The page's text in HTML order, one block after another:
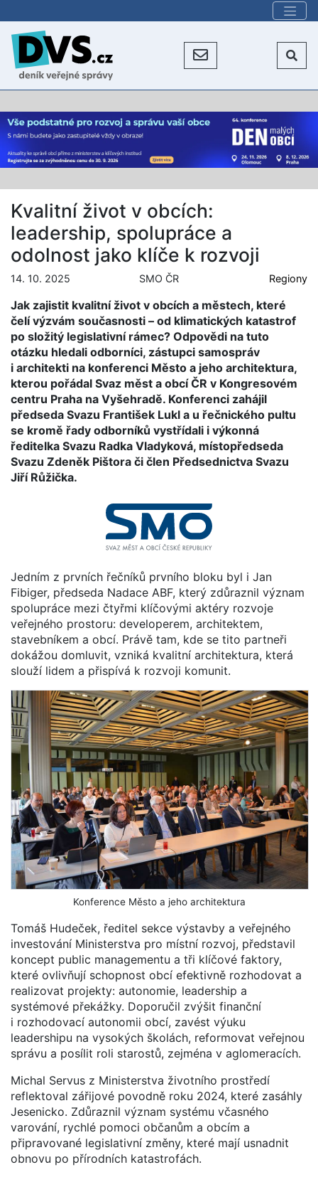
Kvalitní život v obcích:
leadership, spolupráce a
odolnost jako klíče k rozvoji
14. 10. 2025 SMO ČR Regiony
Jak zajistit kvalitní život v obcích a městech, které
čelí výzvám současnosti – od klimatických katastrof
po složitý legislativní rámec? Odpovědi na tuto
otázku hledali odborníci, zástupci samospráv
i architekti na konferenci Město a jeho architektura,
kterou pořádal Svaz měst a obcí ČR v Kongresovém
centru Praha na Vyšehradě. Konferenci zahájil
předseda Svazu František Lukl a u řečnického pultu
se kromě řady odborníků vystřídali i výkonná
ředitelka Svazu Radka Vladyková, místopředseda
Svazu Zdeněk Pištora či člen Předsednictva Svazu
Jiří Růžička.
Jedním z prvních řečníků prvního bloku byl i Jan
Fibiger, předseda Nadace ABF, který zdůraznil význam
spolupráce mezi čtyřmi klíčovými aktéry rozvoje
veřejného prostoru: developerem, architektem,
stavebníkem a obcí. Právě tam, kde se tito partneři
dokážou domluvit, vzniká kvalitní architektura, která
slouží lidem a přispívá k rozvoji komunit.
Konference Město a jeho architektura
Tomáš Hudeček, ředitel sekce výstavby a veřejného
investování Ministerstva pro místní rozvoj, představil
koncept public managementu a tři klíčové faktory,
které ovlivňují schopnost obcí efektivně rozhodovat a
realizovat projekty: autonomie, leadership a
systémové překážky. Doporučil zvýšit finanční
i rozhodovací autonomii obcí, zavést výuku
leadershipu na vysokých školách, reformovat veřejnou
správu a posílit roli starostů, zejména v aglomeracích.
Michal Servus z Ministerstva životního prostředí
reflektoval zářijové povodně roku 2024, které zasáhly
Jesenicko. Zdůraznil význam systému včasného
varování, rychlé pomoci občanům a obcím a
připravované legislativní změny, které mají usnadnit
obnovu po přírodních katastrofách.